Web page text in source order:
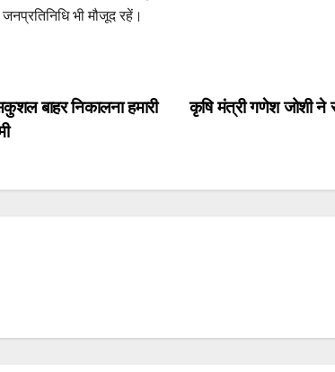
भी मौजूद रहें।
कृषि मंत्री गणेश जोशी ने
बाहर निकालना हमारी